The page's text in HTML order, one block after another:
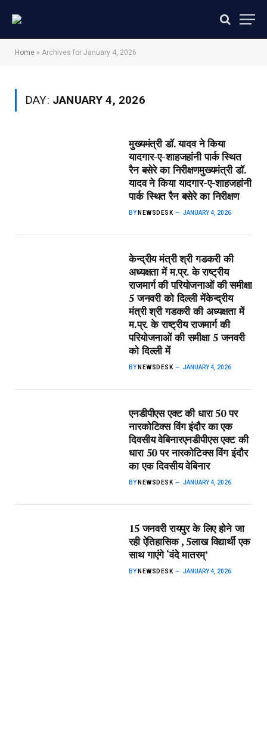
Home » Archives for January 4, 2026
DAY: JANUARY 4, 2026
मुख्यमंत्री डॉ. यादव ने किया
यादगार-ए-शाहजहांनी पार्क स्थित
रैन बसेरे का निरीक्षण​मुख्यमंत्री डॉ.
यादव ने किया यादगार-ए-शाहजहांनी
पार्क स्थित रैन बसेरे का निरीक्षण
BY NEWSDESK JANUARY 4, 2026
केन्द्रीय मंत्री श्री गडकरी की
अध्यक्षता में म.प्र. के राष्ट्रीय
राजमार्ग की परियोजनाओं की समीक्षा
5 जनवरी को दिल्ली में​केन्द्रीय
मंत्री श्री गडकरी की अध्यक्षता में
म.प्र. के राष्ट्रीय राजमार्ग की
परियोजनाओं की समीक्षा 5 जनवरी
को दिल्ली में
BY NEWSDESK JANUARY 4, 2026
एनडीपीएस एक्ट की धारा 50 पर
नारकोटिक्स विंग इंदौर का एक
दिवसीय वेबिनार​एनडीपीएस एक्ट की
धारा 50 पर नारकोटिक्स विंग इंदौर
का एक दिवसीय वेबिनार
BY NEWSDESK JANUARY 4, 2026
15 जनवरी रायपुर के लिए होने जा
रही ऐतिहासिक , 5लाख विद्यार्थी एक
साथ गाएंगे ‘वंदे मातरम्’
BY NEWSDESK JANUARY 4, 2026